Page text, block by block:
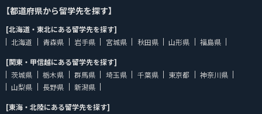
【都道府県から留学先を探す】
[北海道・東北にある留学先を探す]
北海道
青森県 岩手県 宮城県 秋田県 山形県
福島県
[関東・甲信越にある留学先を探す]
茨城県
栃木県 群馬県 埼玉県 千葉県 東京都
神奈川県
山梨県
長野県
新潟県
[東海・北陸にある留学先を探す]